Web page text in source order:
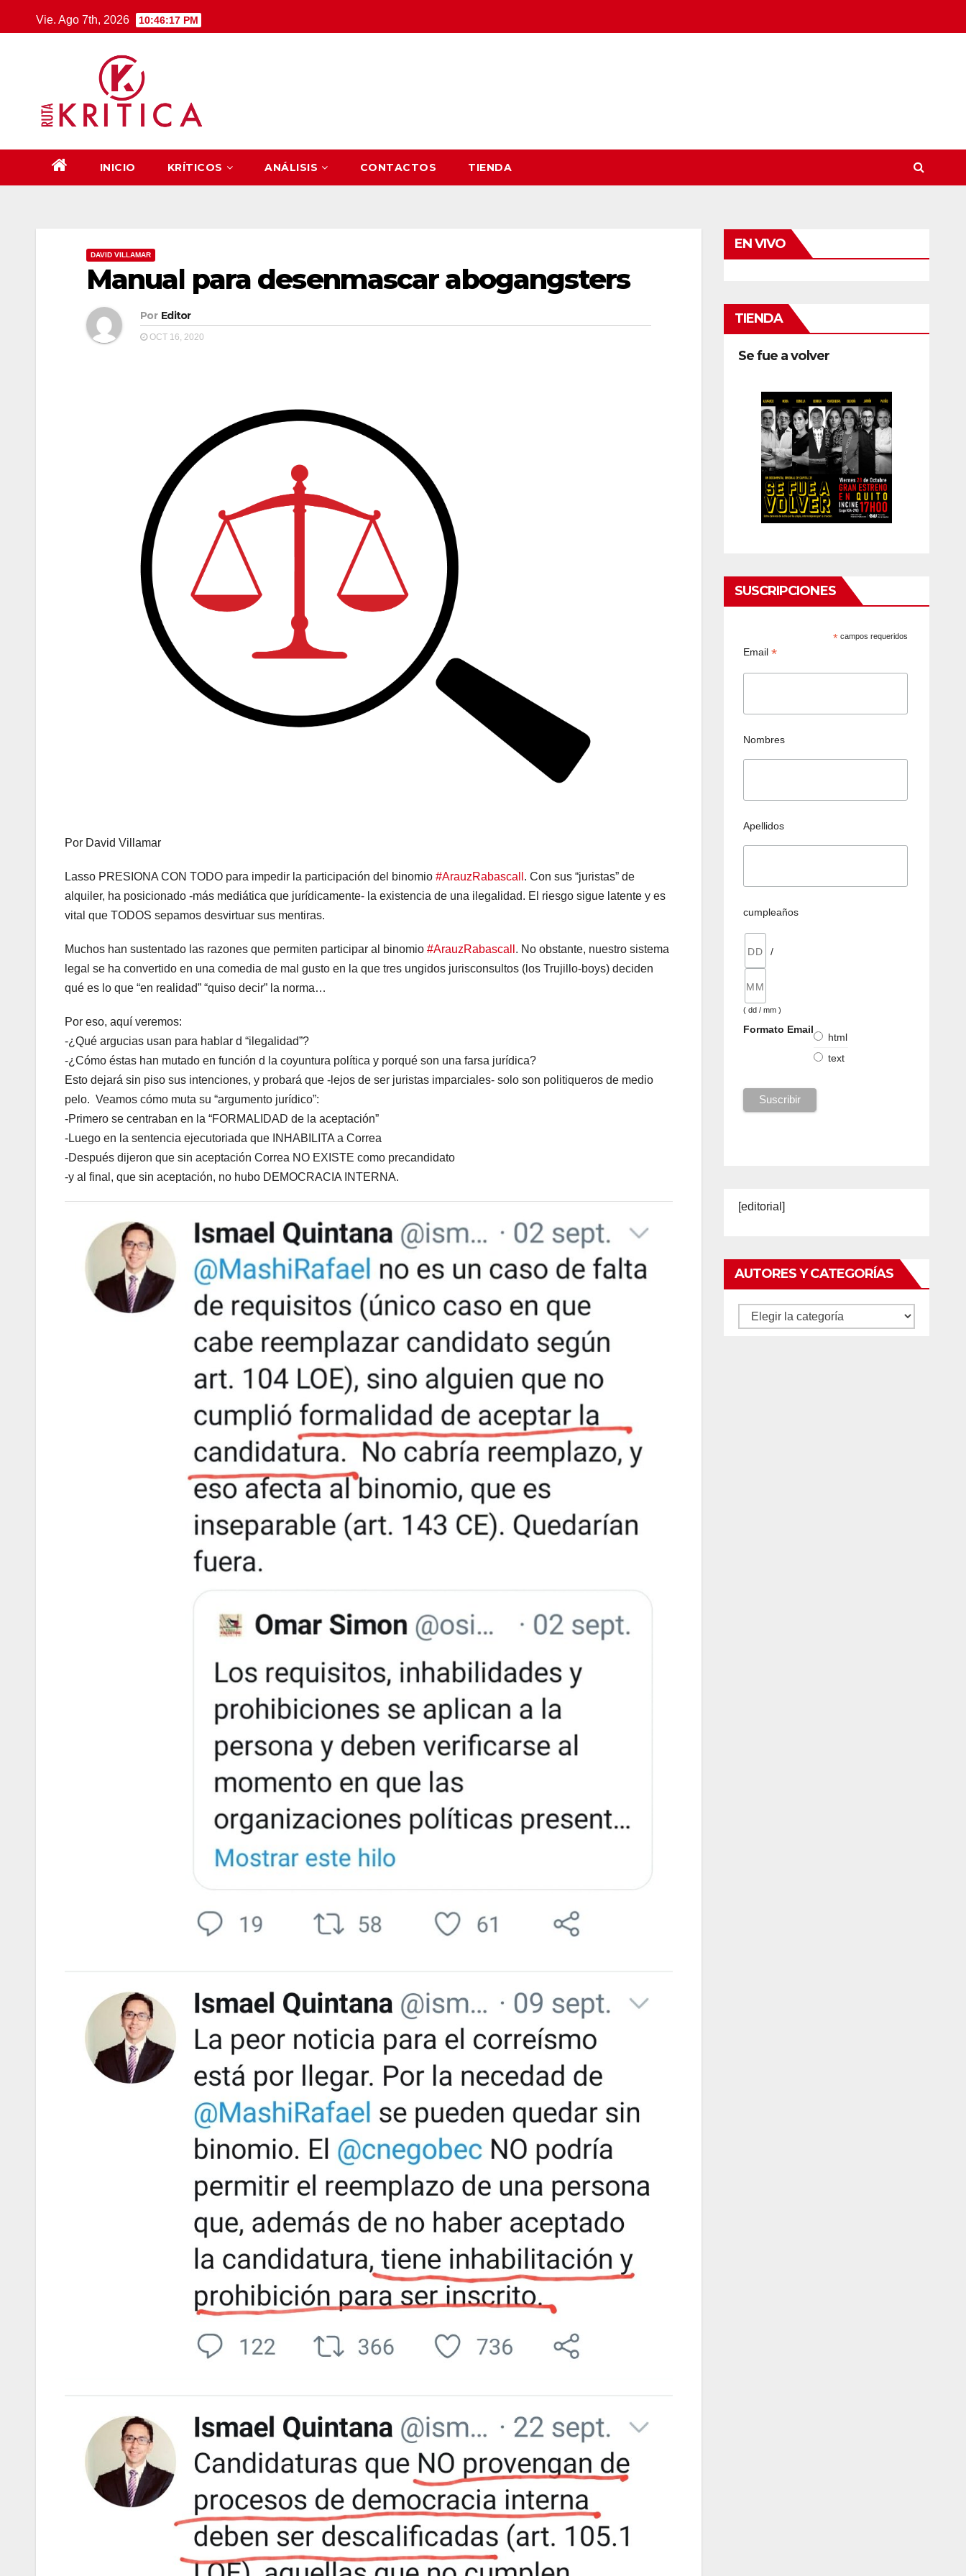
al
Vie. Ago 7th, 2026 10:46:18 PM
INICIO KRÍTICOS ANÁLISIS CONTACTOS TIENDA
DAVID VILLAMAR
Manual para desenmascar abogangsters
Por Editor
OCT 16, 2020
Por David Villamar
Lasso PRESIONA CON TODO para impedir la participación del binomio #ArauzRabascall . Con sus “juristas” de
alquiler, ha posicionado -más mediática que jurídicamente- la existencia de una ilegalidad. El riesgo sigue latente y es
vital que TODOS sepamos desvirtuar sus mentiras.
Muchos han sustentado las razones que permiten participar al binomio #ArauzRabascall . No obstante, nuestro sistema
legal se ha convertido en una comedia de mal gusto en la que tres ungidos jurisconsultos (los Trujillo-boys) deciden
qué es lo que “en realidad” “quiso decir” la norma…
Por eso, aquí veremos:
-¿Qué argucias usan para hablar d “ilegalidad”?
-¿Cómo éstas han mutado en función d la coyuntura política y porqué son una farsa jurídica?
Esto dejará sin piso sus intenciones, y probará que -lejos de ser juristas imparciales- solo son politiqueros de medio
pelo. Veamos cómo muta su “argumento jurídico”:
-Primero se centraban en la “FORMALIDAD de la aceptación”
-Luego en la sentencia ejecutoriada que INHABILITA a Correa
-Después dijeron que sin aceptación Correa NO EXISTE como precandidato
-y al final, que sin aceptación, no hubo DEMOCRACIA INTERNA.
EN VIVO
TIENDA
Se fue a volver
SUSCRIPCIONES
* campos requeridos
Email *
Nombres
Apellidos
cumpleaños
/
( dd / mm )
Formato Email
html
text
[editorial]
AUTORES Y CATEGORÍAS
Autores